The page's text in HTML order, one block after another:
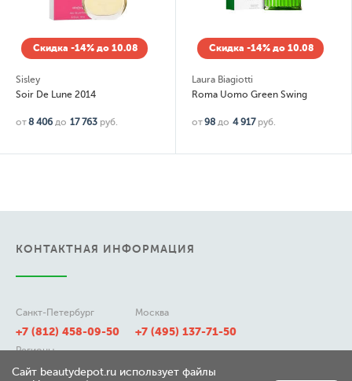
Скидка -14% до 10.08
Sisley
Soir De Lune 2014
от8 406 до 17 763 руб.
Скидка -14% до 10.08
Laura Biagiotti
Roma Uomo Green Swing
от98 до 4 917 руб.
КОНТАКТНАЯ ИНФОРМАЦИЯ
Санкт-Петербург
+7 (812) 458-09-50
Москва
+7 (495) 137-71-50
Регионы
8 (800) 511-21-50
Сайт beautydepot.ru использует файлы